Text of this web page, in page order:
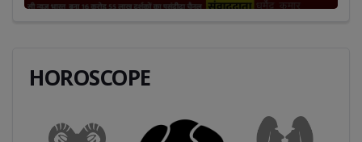
HOROSCOPE